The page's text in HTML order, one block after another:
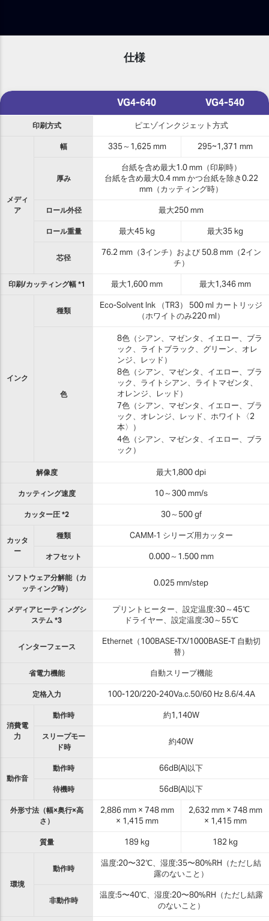
仕様
VG4-640 VG4-540
印刷方式 ピエゾインクジェット方式
メディ
ア
幅 335～1,625 mm 295~1,371 mm
厚み
台紙を含め最大1.0 mm（印刷時）
台紙を含め最大0.4 mm かつ台紙を除き0.22
mm（カッティング時）
ロール外径 最大250 mm
ロール重量 最大45 kg 最大35 kg
芯径
76.2 mm（3インチ）および 50.8 mm（2イン
チ）
印刷/カッティング幅 *1 最大1,600 mm 最大1,346 mm
インク
種類
Eco-Solvent Ink （TR3） 500 ml カートリッジ
（ホワイトのみ220 ml）
色
8色（シアン、マゼンタ、イエロー、ブラ
ック、ライトブラック、グリーン、オレ
ンジ、レッド）
8色（シアン、マゼンタ、イエロー、ブラ
ック、ライトシアン、ライトマゼンタ、
オレンジ、レッド）
7色（シアン、マゼンタ、イエロー、ブラ
ック、オレンジ、レッド、ホワイト〈2
本〉）
4色（シアン、マゼンタ、イエロー、ブラ
ック）
解像度 最大1,800 dpi
カッティング速度 10～300 mm/s
カッター圧 *2 30～500 gf
カッタ
ー
種類 CAMM‐1 シリーズ用カッター
オフセット 0.000～1.500 mm
ソフトウェア分解能（カ
ッティング時）
0.025 mm/step
メディアヒーティングシ
ステム *3
プリントヒーター、設定温度:30～45℃
ドライヤー、設定温度:30～55℃
インターフェース
Ethernet（100BASE-TX/1000BASE-T 自動切
替）
省電力機能 自動スリープ機能
定格入力 100-120/220-240Va.c.50/60 Hz 8.6/4.4A
消費電
力
動作時 約1,140W
スリープモー
ド時
約40W
動作音
動作時 66dB(A)以下
待機時 56dB(A)以下
外形寸法（幅×奥行×高
さ）
2,886 mm × 748 mm
× 1,415 mm
2,632 mm × 748 mm
× 1,415 mm
質量 189 kg 182 kg
環境
動作時
温度:20〜32℃、湿度:35〜80%RH（ただし結
露のないこと）
非動作時
温度:5〜40℃、湿度:20〜80%RH（ただし結露
のないこと）